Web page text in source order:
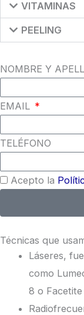
VITAMINAS
PEELING
NOMBRE Y
EMAIL
TELÉFONO
Acepto la
Técnicas que
Láseres,
como
8 o